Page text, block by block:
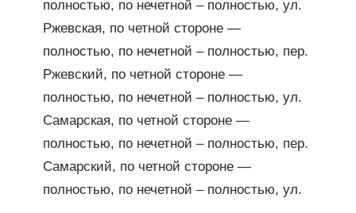
полностью, по нечетной – полностью, ул.
Ржевская, по четной стороне —
полностью, по нечетной – полностью, пер.
Ржевский, по четной стороне —
полностью, по нечетной – полностью, ул.
Самарская, по четной стороне —
полностью, по нечетной – полностью, пер.
Самарский, по четной стороне —
полностью, по нечетной – полностью, ул.